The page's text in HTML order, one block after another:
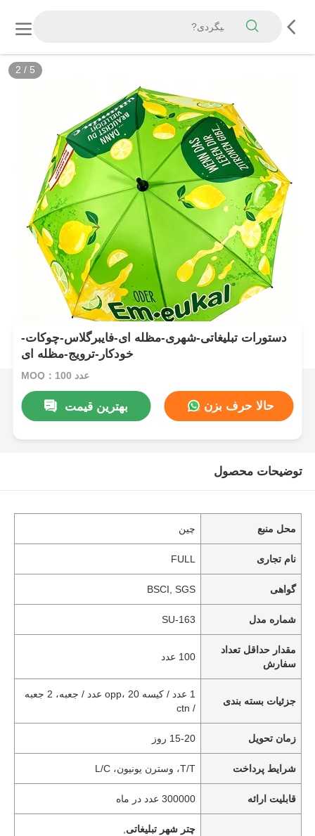
3 / 5
دستورات تبلیغاتی-شهری-مظله ای-فایبرگلاس-چوکات-
خودکار-ترویج-مظله ای
MOQ：100 عدد
بهترین قیمت حالا حرف بزن
توضیحات محصول
محل منبع چین
نام تجاری FULL
گواهی BSCI, SGS
شماره مدل SU-163
مقدار حداقل تعداد
سفارش
100 عدد
جزئیات بسته بندی
1 عدد / کیسه opp، 20 عدد / جعبه، 2 جعبه
/ ctn
زمان تحویل 15-20 روز
شرایط پرداخت T/T، وسترن یونیون، L/C
قابلیت ارائه 300000 عدد در ماه
چتر شهر تبلیغاتی